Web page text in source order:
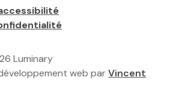
Luminary
web parVincent